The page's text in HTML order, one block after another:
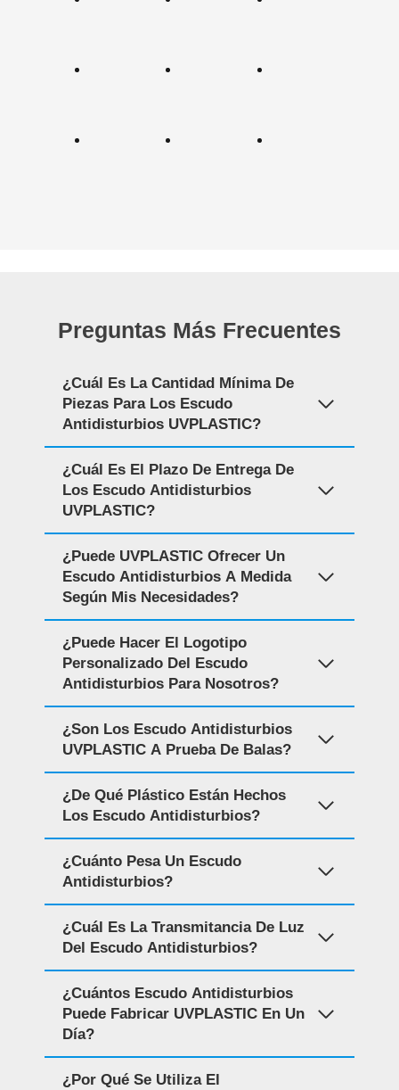
Preguntas Más Frecuentes
¿Cuál Es La Cantidad Mínima De
Piezas Para Los Escudo
Antidisturbios UVPLASTIC?
¿Cuál Es El Plazo De Entrega De
Los Escudo Antidisturbios
UVPLASTIC?
¿Puede UVPLASTIC Ofrecer Un
Escudo Antidisturbios A Medida
Según Mis Necesidades?
¿Puede Hacer El Logotipo
Personalizado Del Escudo
Antidisturbios Para Nosotros?
¿Son Los Escudo Antidisturbios
UVPLASTIC A Prueba De Balas?
¿De Qué Plástico Están Hechos
Los Escudo Antidisturbios?
¿Cuánto Pesa Un Escudo
Antidisturbios?
¿Cuál Es La Transmitancia De Luz
Del Escudo Antidisturbios?
¿Cuántos Escudo Antidisturbios
Puede Fabricar UVPLASTIC En Un
Día?
¿Por Qué Se Utiliza El